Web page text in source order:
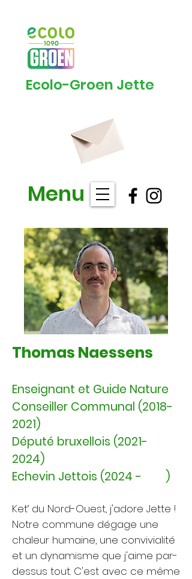
Ecolo-Groen Jette
Menu
Thomas Naessens​
Enseignant et Guide Nature
Conseiller Communal (2018-
2021)
Député bruxellois (2021-
2024)
Echevin Jettois (2024 - )
Ket’ du Nord-Ouest, j'adore Jette !
Notre commune dégage une
chaleur humaine, une convivialité
et un dynamisme que j'aime par-
dessus tout. C'est avec ce même